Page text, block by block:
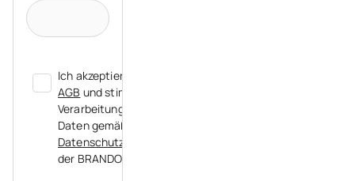
Ich akzeptiere die
AGB und stimme der
Verarbeitung meiner
Daten gemäß der
Datenschutzerklärung
der BRANDORA zu.